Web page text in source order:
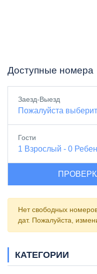
Доступные номера
Заезд-Выезд
Пожалуйста
Гости
1 Взрослый - 0
Нет свободных
дат. Пожалуйста,
КАТЕГОРИИ